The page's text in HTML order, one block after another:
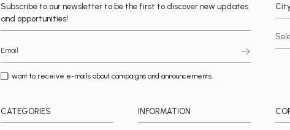
Subscribe to our newsletter to be the first to discover new updates
and opportunities!
I want to receive e-mails about campaigns and announcements.
CATEGORIES INFORMATION